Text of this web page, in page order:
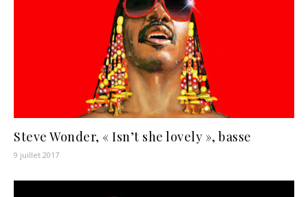
Steve Wonder, « Isn’t she lovely », basse
9 juillet 2017